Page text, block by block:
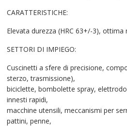
CARATTERISTICHE:
Elevata durezza (HRC 63+/-3), ottima
SETTORI DI IMPIEGO:
Cuscinetti a sfere di precisione,
sterzo, trasmissione),
biciclette, bombolette spray,
innesti rapidi,
macchine utensili, meccanismi per
pattini, penne,